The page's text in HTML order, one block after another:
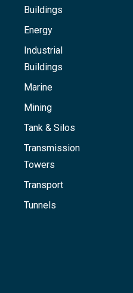
Buildings
Energy
Industrial
Buildings
Marine
Mining
Tank & Silos
Transmission
Towers
Transport
Tunnels